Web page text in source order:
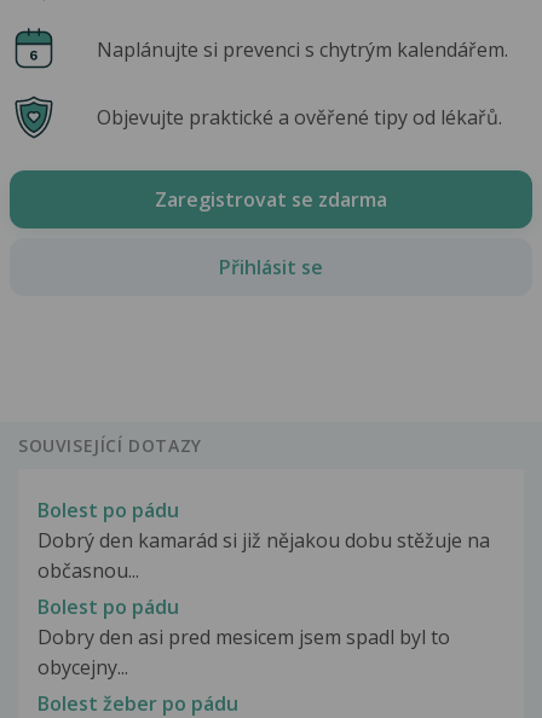
Naplánujte si prevenci s chytrým kalendářem.
Objevujte praktické a ověřené tipy od lékařů.
Zaregistrovat se zdarma
Přihlásit se
SOUVISEJÍCÍ DOTAZY
Bolest po pádu
Dobrý den kamarád si již nějakou dobu stěžuje na
občasnou...
Bolest po pádu
Dobry den asi pred mesicem jsem spadl byl to
obycejny...
Bolest žeber po pádu